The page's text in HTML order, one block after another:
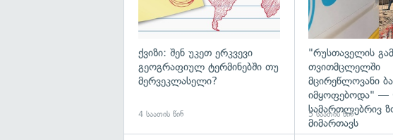
ქვიზი: შენ უკეთ ერკვევი
გეოგრაფიულ ტერმინებში თუ
მერვეკლასელი?
4 საათის წინ
"რუსთაველის
თვითმცლელში
მცირეწლოვანი
იმყოფებოდა" —
სამართლებრივ
მიმართავს
5 საათის წინ